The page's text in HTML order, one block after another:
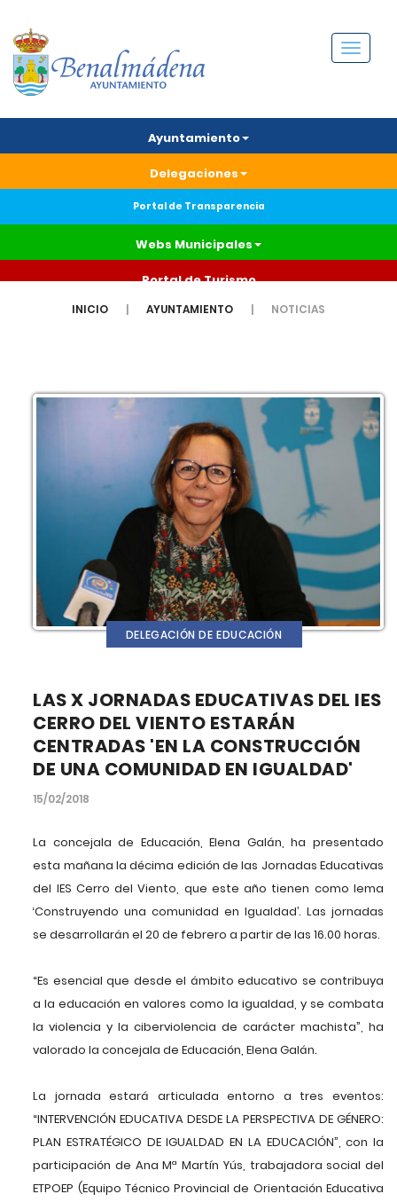
Menú
Ayuntamiento
Delegaciones
Portal de Transparencia
Webs Municipales
Portal de Turismo
INICIO AYUNTAMIENTO NOTICIAS
DELEGACIÓN DE EDUCACIÓN
LAS X JORNADAS EDUCATIVAS DEL IES
CERRO DEL VIENTO ESTARÁN
CENTRADAS 'EN LA CONSTRUCCIÓN
DE UNA COMUNIDAD EN IGUALDAD'
15/02/2018
La concejala de Educación, Elena Galán, ha presentado
esta mañana la décima edición de las Jornadas Educativas
del IES Cerro del Viento, que este año tienen como lema
‘Construyendo una comunidad en Igualdad’. Las jornadas
se desarrollarán el 20 de febrero a partir de las 16.00 horas.
“Es esencial que desde el ámbito educativo se contribuya
a la educación en valores como la igualdad, y se combata
la violencia y la ciberviolencia de carácter machista”, ha
valorado la concejala de Educación, Elena Galán.
La jornada estará articulada entorno a tres eventos:
“INTERVENCIÓN EDUCATIVA DESDE LA PERSPECTIVA DE GÉNERO:
PLAN ESTRATÉGICO DE IGUALDAD EN LA EDUCACIÓN”, con la
participación de Ana Mª Martín Yús, trabajadora social del
ETPOEP (Equipo Técnico Provincial de Orientación Educativa